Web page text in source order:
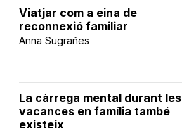
Viatjar com a eina de
reconnexió familiar
Anna Sugrañes
La càrrega mental durant les
vacances en família també
existeix